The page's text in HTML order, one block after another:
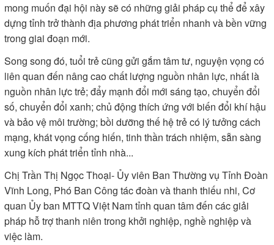
mong muốn đại hội này sẽ có những giải pháp cụ thể để xây
dựng tỉnh trở thành địa phương phát triển nhanh và bền vững
trong giai đoạn mới.
Song song đó, tuổi trẻ cũng gửi gắm tâm tư, nguyện vọng có
liên quan đến nâng cao chất lượng nguồn nhân lực, nhất là
nguồn nhân lực trẻ; đẩy mạnh đổi mới sáng tạo, chuyển đổi
số, chuyển đổi xanh; chủ động thích ứng với biến đổi khí hậu
và bảo vệ môi trường; bồi dưỡng thế hệ trẻ có lý tưởng cách
mạng, khát vọng cống hiến, tinh thần trách nhiệm, sẵn sàng
xung kích phát triển tỉnh nhà...
Chị Trần Thị Ngọc Thoại- Ủy viên Ban Thường vụ Tỉnh Đoàn
Vĩnh Long, Phó Ban Công tác đoàn và thanh thiếu nhi, Cơ
quan Ủy ban MTTQ Việt Nam tỉnh quan tâm đến các giải
pháp hỗ trợ thanh niên trong khởi nghiệp, nghề nghiệp và
việc làm.